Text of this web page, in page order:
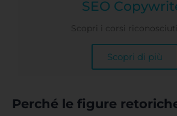
SEO
Scopri i corsi riconosciuti
Scopri di più
Perché le figure